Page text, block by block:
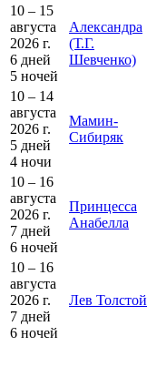
10 – 15
августа
2026 г.
6 дней
5 ночей
Александра
(Т.Г.
Шевченко)
10 – 14
августа
2026 г.
5 дней
4 ночи
Мамин-
Сибиряк
10 – 16
августа
2026 г.
7 дней
6 ночей
Принцесса
Анабелла
10 – 16
августа
2026 г.
7 дней
6 ночей
Лев Толстой